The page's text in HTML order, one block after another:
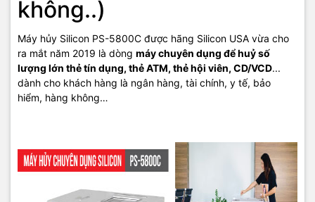
không..)
Máy hủy Silicon PS-5800C được hãng Silicon USA vừa cho
ra mắt năm 2019 là dòng máy chuyên dụng để huỷ số
lượng lớn thẻ tín dụng, thẻ ATM, thẻ hội viên, CD/VCD...
dành cho khách hàng là ngân hàng, tài chính, y tế, bảo
hiểm, hàng không…
Vị trí các khe hủy ở trên đỉnh của máy giúp người sử dụng dễ dàng
khi cho các đồ vật vào hủy
Khe huỷ thứ 2 là khe huỷ nhỏ, huỷ đơn lẻ thẻ và CD/VCD
độ huỷ từng thẻ trong khay huỷ nhỏ (để huỷ đơn lẻ): 1 thẻ/